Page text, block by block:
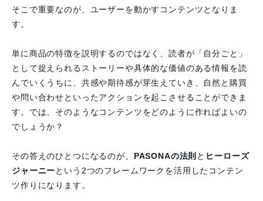
そこで重要なのが、ユーザーを動かすコンテンツとなりま
す。
単に商品の特徴を説明するのではなく、読者が「自分ごと」
として捉えられるストーリーや具体的な価値のある情報を読
んでいくうちに、共感や期待感が芽生えていき、自然と購買
や問い合わせといったアクションを起こさせることができま
す。では、そのようなコンテンツをどのように作ればよいの
でしょうか？
その答えのひとつになるのが、 PASONAの法則 と ヒーローズ
ジャーニーという2つのフレームワークを活用したコンテン
ツ作りになります。